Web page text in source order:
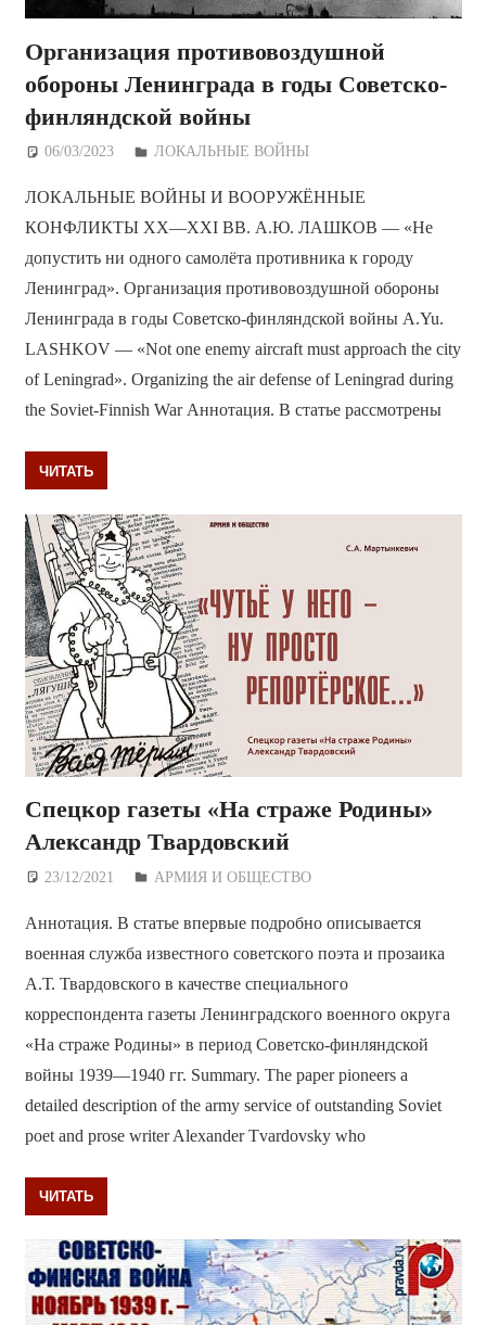
Организация противовоздушной
обороны Ленинграда в годы Советско-
финляндской войны
06/03/2023 Дежурный по Редакции
ЛОКАЛЬНЫЕ ВОЙНЫ
ЛОКАЛЬНЫЕ ВОЙНЫ И ВООРУЖЁННЫЕ
КОНФЛИКТЫ ХХ—ХХI ВВ. А.Ю. ЛАШКОВ — «Не
допустить ни одного самолёта противника к городу
Ленинград». Организация противовоздушной обороны
Ленинграда в годы Советско-финляндской войны A.Yu.
LASHKOV — «Not one enemy aircraft must approach the city
of Leningrad». Organizing the air defense of Leningrad during
the Soviet-Finnish War Аннотация. В статье рассмотрены
ЧИТАТЬ
Спецкор газеты «На страже Родины»
Александр Твардовский
23/12/2021 Дежурный по Редакции
АРМИЯ И ОБЩЕСТВО
Аннотация. В статье впервые подробно описывается
военная служба известного советского поэта и прозаика
А.Т. Твардовского в качестве специального
корреспондента газеты Ленинградского военного округа
«На страже Родины» в период Советско-финляндской
войны 1939—1940 гг. Summary. The paper pioneers a
detailed description of the army service of outstanding Soviet
poet and prose writer Alexander Tvardovsky who
ЧИТАТЬ